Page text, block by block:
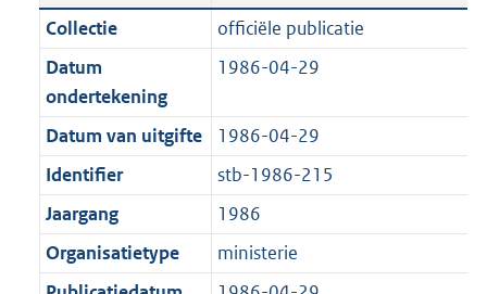
c
a
t
i
e
i
f
o
t
5
0
1
b
n
d
s
r
o
o
t
e
a
n
d
g
r
o
t
Collectie
officiële publicatie
Datum
ondertekening
1986-04-29
Datum van uitgifte
1986-04-29
Identifier
stb-1986-215
Jaargang
1986
Organisatietype
ministerie